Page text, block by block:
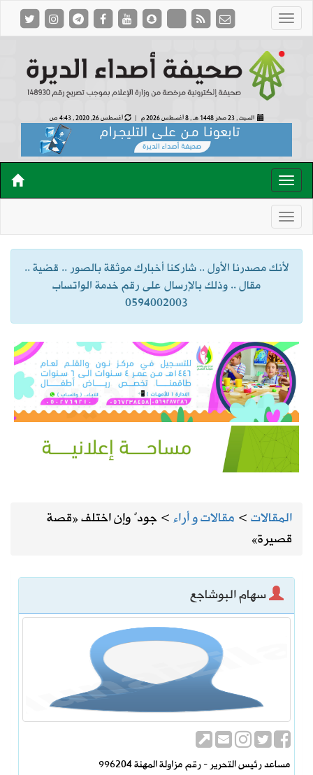
السبت , 23 صفر 1448 هـ , 8 أغسطس 2026 م | أغسطس 26, 2020 , 4:43 ص
لأنك مصدرنا الأول .. شاركنا أخبارك موثقة بالصور .. قضية ..
مقال .. وذلك بالإرسال على رقم خدمة الواتساب
0594002003
المقالات> مقالات و أراء>جودٌ وإن اختلف «قصة
قصيرة»
سهام البوشاجع
مساعد رئيس التحرير - رقم مزاولة المهنة 996204